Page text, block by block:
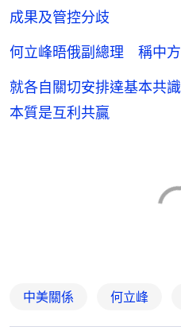
成果及管控分歧
何立峰晤俄副總理 稱中方
就各自關切安排達基本共
本質是互利共贏
中美關係 何立峰